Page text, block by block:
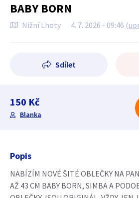
BABY BORN
Nižní Lhoty 4. 7. 2026 - 09:46
Sdílet
150 Kč
Blanka
Popis
NABÍZÍM NOVÉ ŠITÉ OBLEČKY NA
AŽ 43 CM BABY BORN, SIMBA A